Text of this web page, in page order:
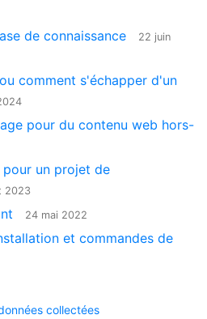
de connaissance
22 juin
comment s'échapper d'un
pour du contenu web hors-
pour un projet de
2023
24 mai 2022
et commandes de
collectées